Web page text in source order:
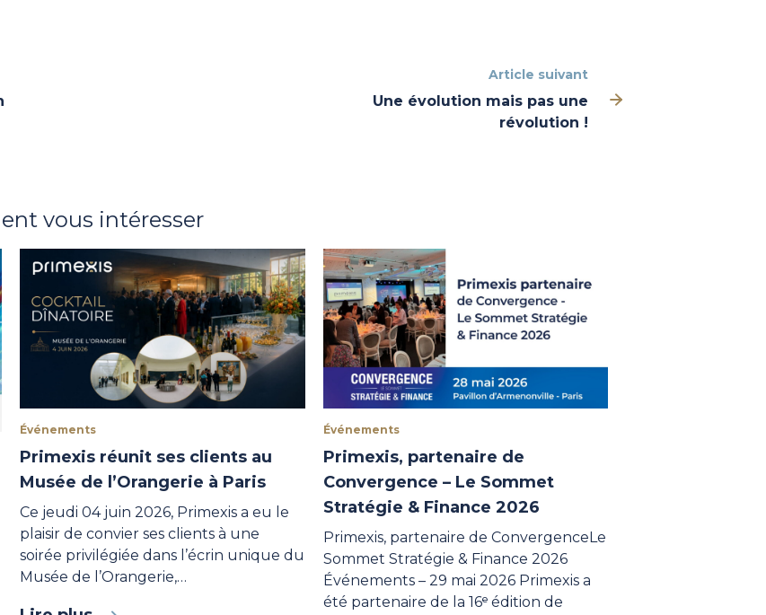
Article suivant
Une évolution mais pas une
révolution !
vous intéresser
Événements
Primexis réunit ses clients au
Musée de l’Orangerie à Paris
Ce jeudi 04 juin 2026, Primexis a eu le
plaisir de convier ses clients à une
soirée privilégiée dans l’écrin unique du
Musée de l’Orangerie,…
Événements
Primexis, partenaire de
Convergence – Le Sommet
Stratégie & Finance 2026
Primexis, partenaire de ConvergenceLe
Sommet Stratégie & Finance 2026
Événements – 29 mai 2026 Primexis a
été partenaire de la 16ᵉ édition de